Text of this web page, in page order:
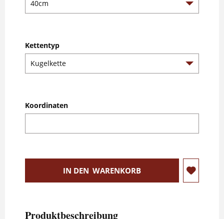
Kettentyp
Koordinaten
IN DEN WARENKORB
Produktbeschreibung